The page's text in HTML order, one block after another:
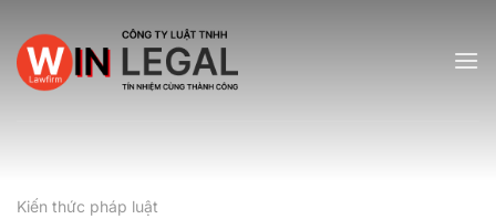
qua
nội
dung
Kiến thức pháp luật